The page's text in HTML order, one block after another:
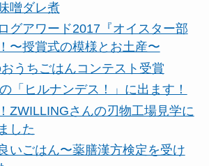
噌ダレ煮
グアワード2017『オイスター部
〜授賞式の模様とお土産〜
うちごはんコンテスト受賞
「ヒルナンデス！」に出ます！
ZWILLINGさんの刃物工場見学に
した
いごはん〜薬膳漢方検定を受け